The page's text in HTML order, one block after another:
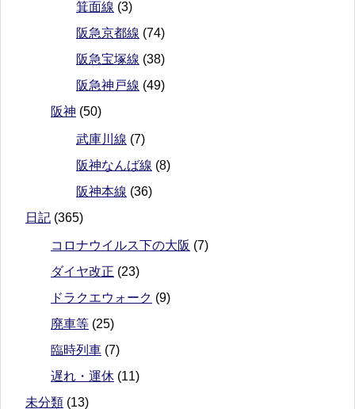
箕面線 (3)
阪急京都線 (74)
阪急宝塚線 (38)
阪急神戸線 (49)
阪神 (50)
武庫川線 (7)
阪神なんば線 (8)
阪神本線 (36)
日記 (365)
コロナウイルス下の大阪 (7)
ダイヤ改正 (23)
ドラクエウォーク (9)
廃車等 (25)
臨時列車 (7)
遅れ・運休 (11)
未分類 (13)